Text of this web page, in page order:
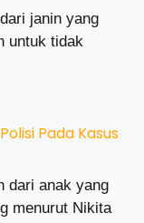
janin yang
untuk tidak
Pada Kasus
dari anak yang
menurut Nikita